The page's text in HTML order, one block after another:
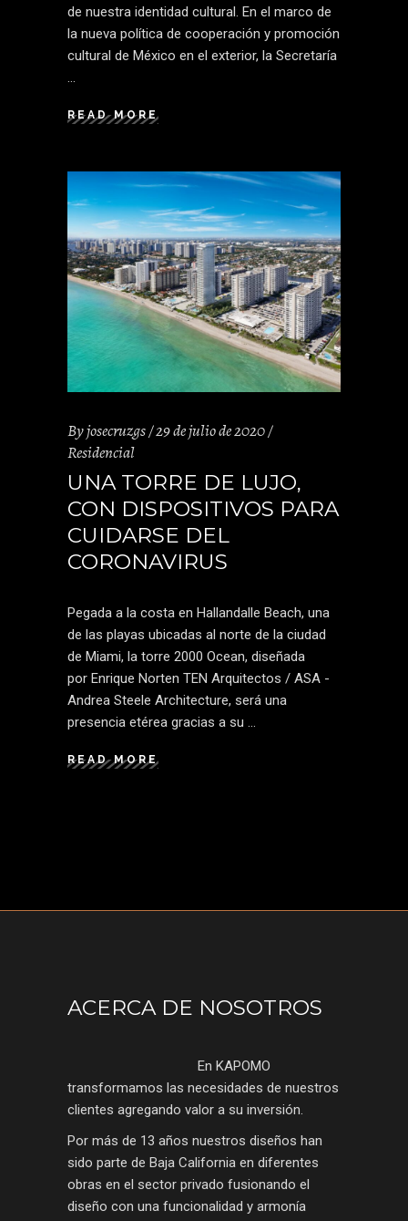
de nuestra identidad cultural. En el marco de
la nueva política de cooperación y promoción
cultural de México en el exterior, la Secretaría
READ MORE
Byjosecruzgs 29 de julio de 2020
Residencial
UNA TORRE DE LUJO,
CON DISPOSITIVOS PARA
CUIDARSE DEL
CORONAVIRUS
Pegada a la costa en Hallandalle Beach, una
de las playas ubicadas al norte de la ciudad
de Miami, la torre 2000 Ocean, diseñada
por Enrique Norten TEN Arquitectos / ASA -
Andrea Steele Architecture, será una
presencia etérea gracias a su
READ MORE
ACERCA DE NOSOTROS
En KAPOMO
transformamos las necesidades de nuestros
clientes agregando valor a su inversión.
Por más de 13 años nuestros diseños han
sido parte de Baja California en diferentes
obras en el sector privado fusionando el
diseño con una funcionalidad y armonía